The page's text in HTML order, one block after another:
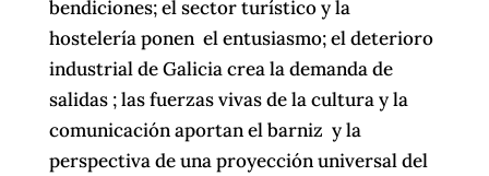
bendiciones; el sector turístico y la
hostelería ponen el entusiasmo; el deterioro
industrial de Galicia crea la demanda de
salidas ; las fuerzas vivas de la cultura y la
comunicación aportan el barniz y la
perspectiva de una proyección universal del